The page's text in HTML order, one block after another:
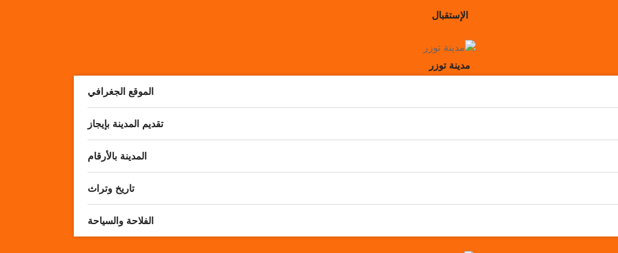
الإستقبال
مدينة توزر
الموقع الجغرافي
تقديم المدينة بإيجاز
المدينة بالأرقام
تاريخ وتراث
الفلاحة والسياحة